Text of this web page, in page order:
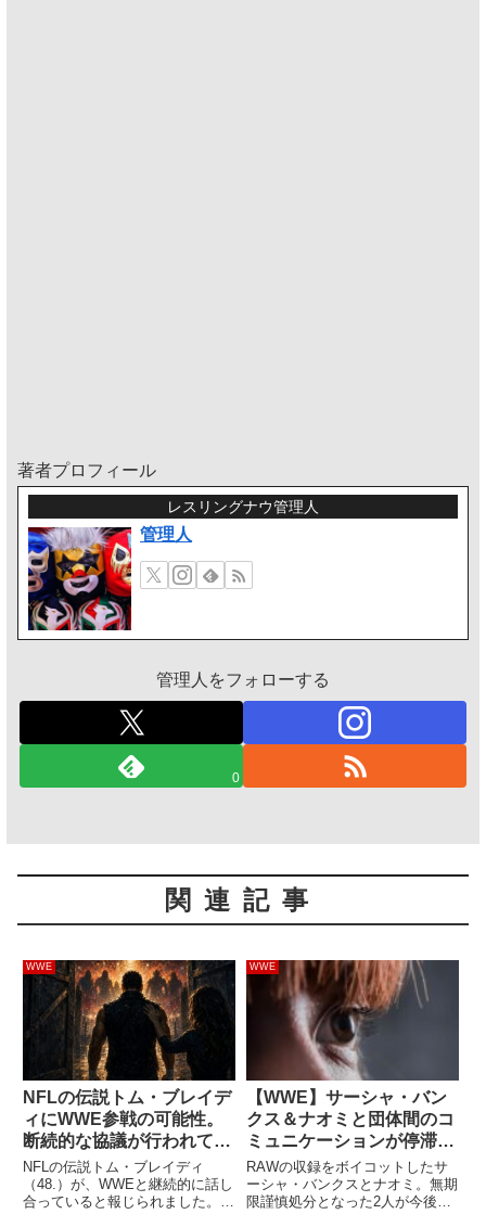
著者プロフィール
レスリングナウ管理人
管理人
管理人をフォローする
0
関連記事
WWE
NFLの伝説トム・ブレイデ
ィにWWE参戦の可能性。
断続的な協議が行われてい
ると報じられる
NFLの伝説トム・ブレイディ
（48.）が、WWEと継続的に話し
合っていると報じられました。本
WWE
【WWE】サーシャ・バン
クス＆ナオミと団体間のコ
ミュニケーションが停滞し
ている？復帰までは時間が
かかるかも
RAWの収録をボイコットしたサ
ーシャ・バンクスとナオミ。無期
限謹慎処分となった2人が今後ど